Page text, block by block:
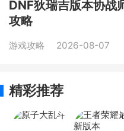
DNF狄瑞吉版本协战
攻略
游戏攻略 2026-08-07
精彩推荐